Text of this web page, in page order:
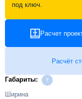
под ключ.
Расчет
Расчёт
Габариты:
Ширина